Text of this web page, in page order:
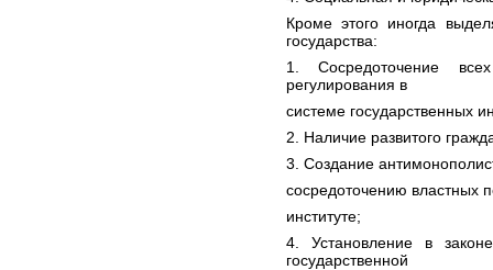
Кроме этого иногда
государства:
1. Сосредоточение всех
регулирования в
системе государственных
2. Наличие развитого
3. Создание
сосредоточению властных
институте;
4. Установление в
государственной